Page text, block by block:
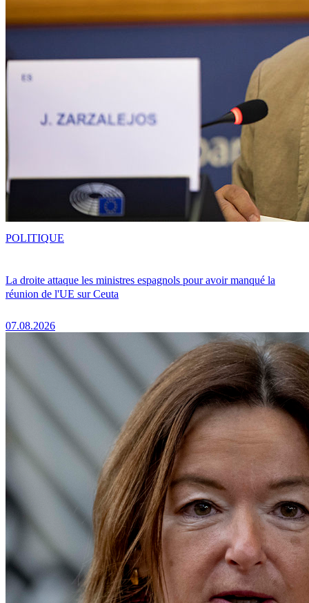
La droite attaque les ministres espagnols pour avoir manqué la
réunion de l'UE sur Ceuta
07.08.2026
POLITIQUE